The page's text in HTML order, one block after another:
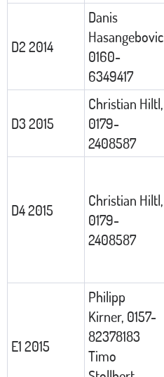
D2 2014
Danis
Hasangebovic
0160-
6349417
D3 2015
Christian Hiltl,
0179-
2408587
D4 2015
Christian Hiltl,
0179-
2408587
E1 2015
Philipp
Kirner, 0157-
82378183
Timo